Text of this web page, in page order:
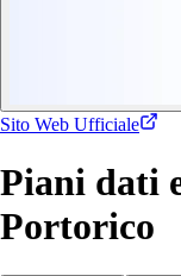
Sito Web Ufficiale
Piani dati
Portorico